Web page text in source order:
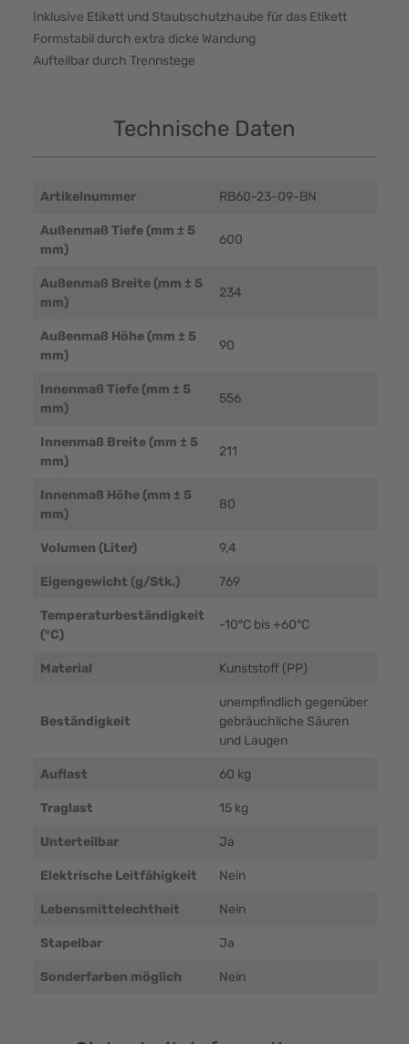
Inklusive Etikett und Staubschutzhaube für das Etikett
Formstabil durch extra dicke Wandung
Aufteilbar durch Trennstege
Technische Daten
Artikelnummer RB60-23-09-BN
Außenmaß Tiefe (mm ± 5
mm)
600
Außenmaß Breite (mm ± 5
mm)
234
Außenmaß Höhe (mm ± 5
mm)
90
Innenmaß Tiefe (mm ± 5
mm)
556
Innenmaß Breite (mm ± 5
mm)
211
Innenmaß Höhe (mm ± 5
mm)
80
Volumen (Liter) 9,4
Eigengewicht (g/Stk.) 769
Temperaturbeständigkeit
(°C)
-10°C bis +60°C
Material Kunststoff (PP)
Beständigkeit
unempfindlich gegenüber
gebräuchliche Säuren
und Laugen
Auflast 60 kg
Traglast 15 kg
Unterteilbar Ja
Elektrische Leitfähigkeit Nein
Lebensmittelechtheit Nein
Stapelbar Ja
Sonderfarben möglich Nein